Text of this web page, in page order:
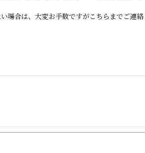
合は、大変お手数ですがこちらまでご連絡